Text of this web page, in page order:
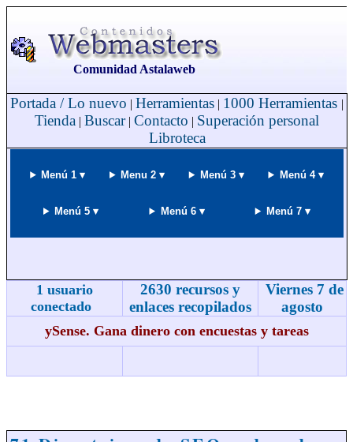
Comunidad Astalaweb
Portada / Lo nuevo | Herramientas | 1000 Herramientas |
Tienda | Buscar| Contacto | Superación personal
Libroteca
Menú 1 ▾ Menu 2 ▾ Menú 3 ▾ Menú 4 ▾
Menú 5 ▾ Menú 6 ▾ Menú 7 ▾
1 usuario
conectado
2630 recursos y
enlaces recopilados
Viernes 7 de
agosto
ySense. Gana dinero con encuestas y tareas